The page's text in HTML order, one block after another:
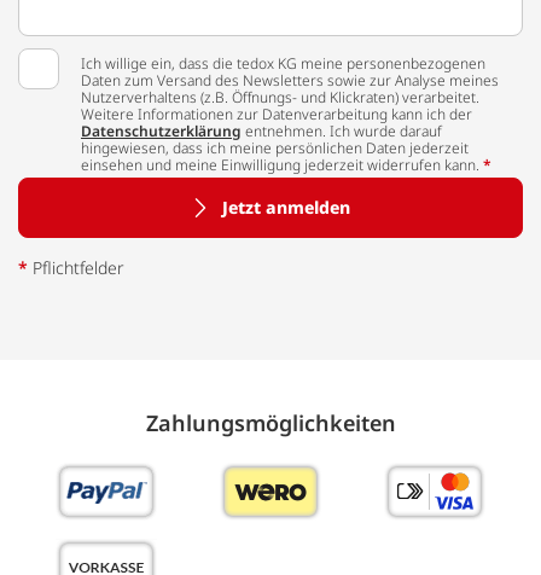
Ich willige ein, dass die tedox KG meine personenbezogenen
Daten zum Versand des Newsletters sowie zur Analyse meines
Nutzerverhaltens (z.B. Öffnungs- und Klickraten) verarbeitet.
Weitere Informationen zur Datenverarbeitung kann ich der
Datenschutzerklärung entnehmen. Ich wurde darauf
hingewiesen, dass ich meine persönlichen Daten jederzeit
einsehen und meine Einwilligung jederzeit widerrufen kann. *
Jetzt anmelden
* Pflichtfelder
Zahlungs­möglich­keiten